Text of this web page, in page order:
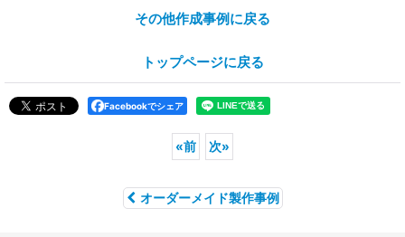
その他作成事例に戻る
トップページに戻る
Facebookでシェア
«前 次»
オーダーメイド製作事例